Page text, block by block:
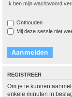
Ik ben mijn wachtwoord
Onthouden
Mij deze sessie niet
REGISTREER
Om je te kunnen
enkele minuten in